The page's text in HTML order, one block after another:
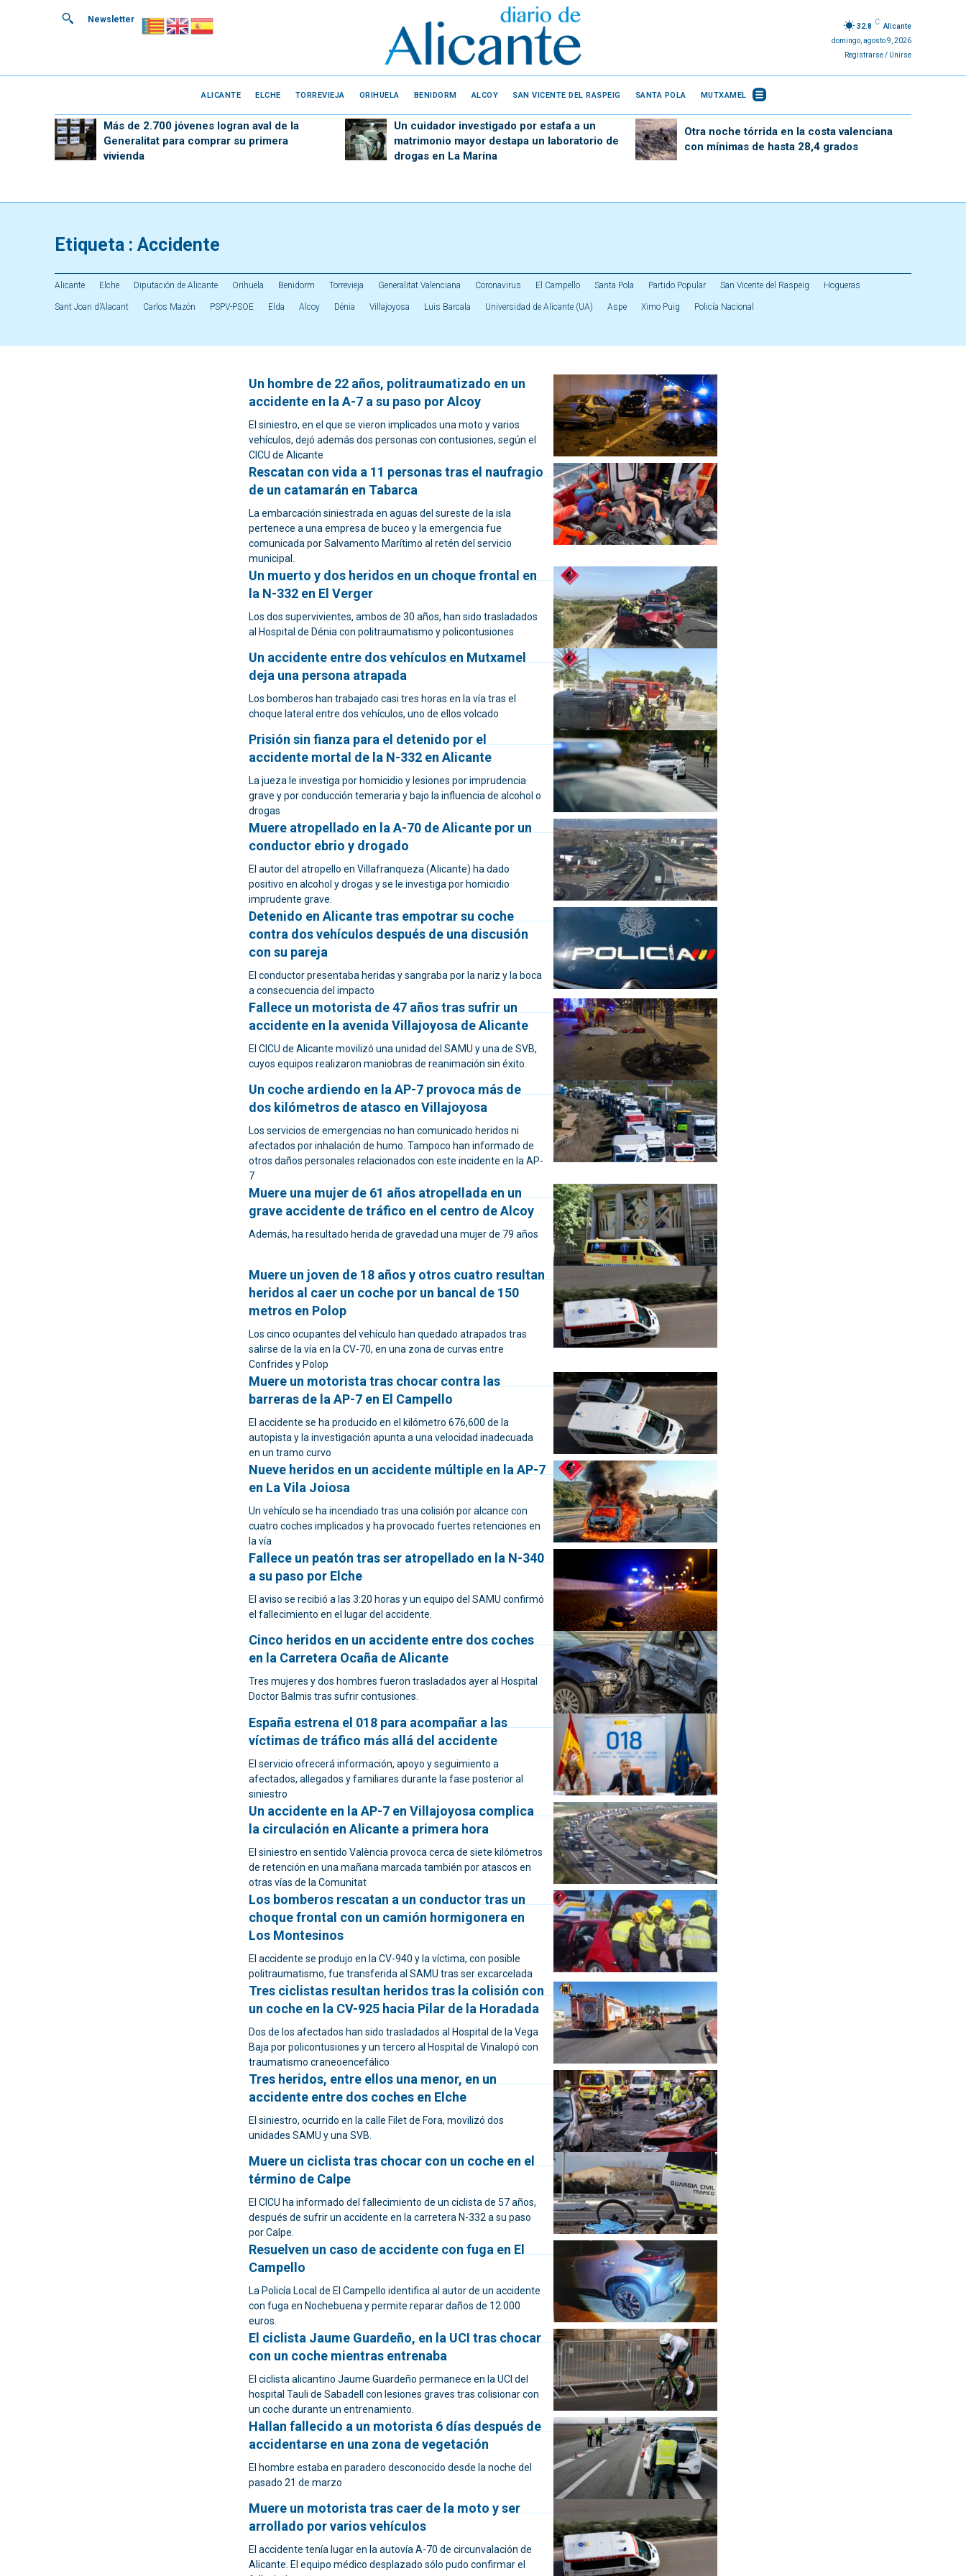
Newsletter
32.8
C
Alicante
domingo, agosto 9, 2026
Registrarse / Unirse
ALICANTE ELCHE TORREVIEJA ORIHUELA BENIDORM ALCOY SAN VICENTE DEL RASPEIG SANTA POLA MUTXAMEL
Más de 2.700 jóvenes logran aval de la
Generalitat para comprar su primera
vivienda
Un cuidador investigado por estafa a un
matrimonio mayor destapa un laboratorio de
drogas en La Marina
Otra noche tórrida en la costa valenciana
con mínimas de hasta 28,4 grados
Etiqueta : Accidente
Alicante Elche Diputación de Alicante Orihuela Benidorm Torrevieja Generalitat Valenciana Coronavirus El Campello Santa Pola Partido Popular San Vicente del Raspeig Hogueras
Sant Joan d’Alacant Carlos Mazón PSPV-PSOE Elda Alcoy Dénia Villajoyosa Luis Barcala Universidad de Alicante (UA) Aspe Ximo Puig Policía Nacional
Un hombre de 22 años, politraumatizado en un
accidente en la A-7 a su paso por Alcoy
El siniestro, en el que se vieron implicados una moto y varios
vehículos, dejó además dos personas con contusiones, según el
CICU de Alicante
Rescatan con vida a 11 personas tras el naufragio
de un catamarán en Tabarca
La embarcación siniestrada en aguas del sureste de la isla
pertenece a una empresa de buceo y la emergencia fue
comunicada por Salvamento Marítimo al retén del servicio
municipal.
Un muerto y dos heridos en un choque frontal en
la N-332 en El Verger
Los dos supervivientes, ambos de 30 años, han sido trasladados
al Hospital de Dénia con politraumatismo y policontusiones
Un accidente entre dos vehículos en Mutxamel
deja una persona atrapada
Los bomberos han trabajado casi tres horas en la vía tras el
choque lateral entre dos vehículos, uno de ellos volcado
Prisión sin fianza para el detenido por el
accidente mortal de la N-332 en Alicante
La jueza le investiga por homicidio y lesiones por imprudencia
grave y por conducción temeraria y bajo la influencia de alcohol o
drogas
Muere atropellado en la A-70 de Alicante por un
conductor ebrio y drogado
El autor del atropello en Villafranqueza (Alicante) ha dado
positivo en alcohol y drogas y se le investiga por homicidio
imprudente grave.
Detenido en Alicante tras empotrar su coche
contra dos vehículos después de una discusión
con su pareja
El conductor presentaba heridas y sangraba por la nariz y la boca
a consecuencia del impacto
Fallece un motorista de 47 años tras sufrir un
accidente en la avenida Villajoyosa de Alicante
El CICU de Alicante movilizó una unidad del SAMU y una de SVB,
cuyos equipos realizaron maniobras de reanimación sin éxito.
Un coche ardiendo en la AP-7 provoca más de
dos kilómetros de atasco en Villajoyosa
Los servicios de emergencias no han comunicado heridos ni
afectados por inhalación de humo. Tampoco han informado de
otros daños personales relacionados con este incidente en la AP-
7
Muere una mujer de 61 años atropellada en un
grave accidente de tráfico en el centro de Alcoy
Además, ha resultado herida de gravedad una mujer de 79 años
Muere un joven de 18 años y otros cuatro resultan
heridos al caer un coche por un bancal de 150
metros en Polop
Los cinco ocupantes del vehículo han quedado atrapados tras
salirse de la vía en la CV-70, en una zona de curvas entre
Confrides y Polop
Muere un motorista tras chocar contra las
barreras de la AP-7 en El Campello
El accidente se ha producido en el kilómetro 676,600 de la
autopista y la investigación apunta a una velocidad inadecuada
en un tramo curvo
Nueve heridos en un accidente múltiple en la AP-7
en La Vila Joiosa
Un vehículo se ha incendiado tras una colisión por alcance con
cuatro coches implicados y ha provocado fuertes retenciones en
la vía
Fallece un peatón tras ser atropellado en la N-340
a su paso por Elche
El aviso se recibió a las 3:20 horas y un equipo del SAMU confirmó
el fallecimiento en el lugar del accidente.
Cinco heridos en un accidente entre dos coches
en la Carretera Ocaña de Alicante
Tres mujeres y dos hombres fueron trasladados ayer al Hospital
Doctor Balmis tras sufrir contusiones.
España estrena el 018 para acompañar a las
víctimas de tráfico más allá del accidente
El servicio ofrecerá información, apoyo y seguimiento a
afectados, allegados y familiares durante la fase posterior al
siniestro
Un accidente en la AP-7 en Villajoyosa complica
la circulación en Alicante a primera hora
El siniestro en sentido València provoca cerca de siete kilómetros
de retención en una mañana marcada también por atascos en
otras vías de la Comunitat
Los bomberos rescatan a un conductor tras un
choque frontal con un camión hormigonera en
Los Montesinos
El accidente se produjo en la CV-940 y la víctima, con posible
politraumatismo, fue transferida al SAMU tras ser excarcelada
Tres ciclistas resultan heridos tras la colisión con
un coche en la CV-925 hacia Pilar de la Horadada
Dos de los afectados han sido trasladados al Hospital de la Vega
Baja por policontusiones y un tercero al Hospital de Vinalopó con
traumatismo craneoencefálico
Tres heridos, entre ellos una menor, en un
accidente entre dos coches en Elche
El siniestro, ocurrido en la calle Filet de Fora, movilizó dos
unidades SAMU y una SVB.
Muere un ciclista tras chocar con un coche en el
término de Calpe
El CICU ha informado del fallecimiento de un ciclista de 57 años,
después de sufrir un accidente en la carretera N-332 a su paso
por Calpe.
Resuelven un caso de accidente con fuga en El
Campello
La Policía Local de El Campello identifica al autor de un accidente
con fuga en Nochebuena y permite reparar daños de 12.000
euros.
El ciclista Jaume Guardeño, en la UCI tras chocar
con un coche mientras entrenaba
El ciclista alicantino Jaume Guardeño permanece en la UCI del
hospital Tauli de Sabadell con lesiones graves tras colisionar con
un coche durante un entrenamiento.
Hallan fallecido a un motorista 6 días después de
accidentarse en una zona de vegetación
El hombre estaba en paradero desconocido desde la noche del
pasado 21 de marzo
Muere un motorista tras caer de la moto y ser
arrollado por varios vehículos
El accidente tenía lugar en la autovía A-70 de circunvalación de
Alicante. El equipo médico desplazado sólo pudo confirmar el